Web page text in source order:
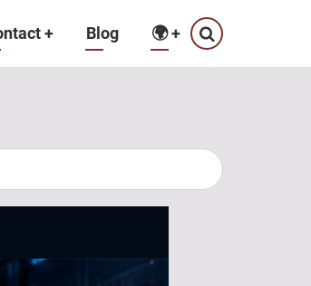
+ Blog 🌍+